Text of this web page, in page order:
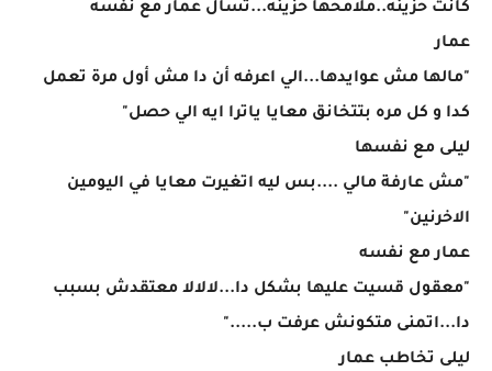
كانت حزينه..ملامحها حزينه...تسأل عمار مع نفسه
عمار
"مالها مش عوايدها...الي اعرفه أن دا مش أول مرة تعمل
كدا و كل مره بتتخانق معايا ياترا ايه الي حصل"
ليلى مع نفسها
"مش عارفة مالي ....بس ليه اتغيرت معايا في اليومين
الاخرنين"
عمار مع نفسه
"معقول قسيت عليها بشكل دا...لالالا معتقدش بسبب
دا...اتمنى متكونش عرفت ب....."
ليلى تخاطب عمار